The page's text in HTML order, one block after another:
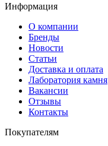
Информация
О компании
Бренды
Новости
Статьи
Доставка и оплата
Лаборатория камня
Вакансии
Отзывы
Контакты
Покупателям